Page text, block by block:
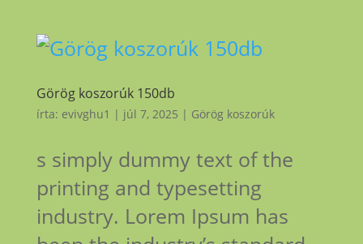
Görög koszorúk 150db
írta: evivghu1 | júl 7, 2025 | Görög koszorúk
s simply dummy text of the
printing and typesetting
industry. Lorem Ipsum has